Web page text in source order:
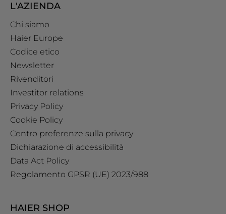
L'AZIENDA
Chi siamo
Haier Europe
Codice etico
Newsletter
Rivenditori
Investitor relations
Privacy Policy
Cookie Policy
Centro preferenze sulla privacy
Dichiarazione di accessibilità
Data Act Policy
Regolamento GPSR (UE) 2023/988
HAIER SHOP